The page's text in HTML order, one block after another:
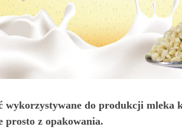
wykorzystywane do produkcji mleka
prosto z opakowania.